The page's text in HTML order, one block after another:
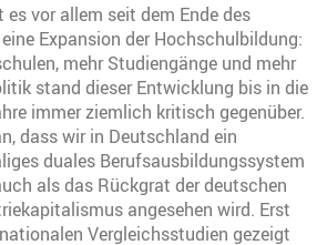
vor allem seit dem Ende des
Expansion der Hochschulbildung:
mehr Studiengänge und mehr
stand dieser Entwicklung bis in die
immer ziemlich kritisch gegenüber.
dass wir in Deutschland ein
duales Berufsausbildungssystem
als das Rückgrat der deutschen
angesehen wird. Erst
Vergleichsstudien gezeigt